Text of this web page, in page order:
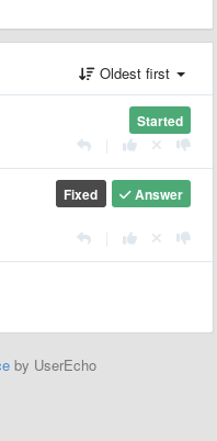
Oldest first
Started
Answer
Fixed
by UserEcho